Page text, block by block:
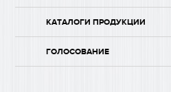
КАТАЛОГИ ПРОДУКЦИИ
ГОЛОСОВАНИЕ